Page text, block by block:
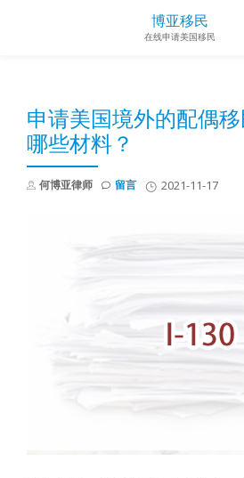
博亚移民
在线申请美国移民
申请美国境外的配偶
哪些材料？
何博亚律师 2021-11-17
留言